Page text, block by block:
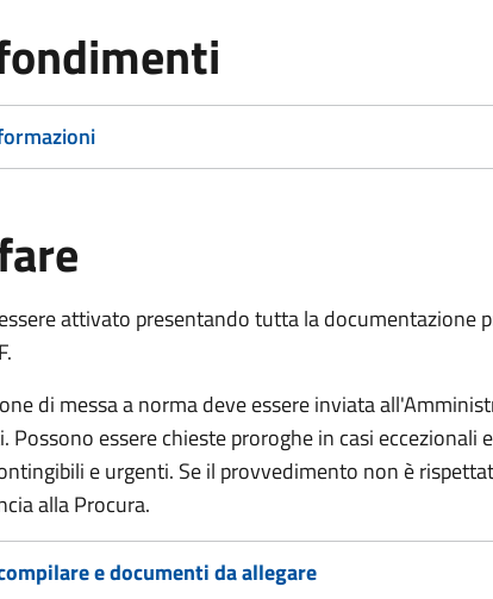
attivato presentando tutta la documentazione
di messa a norma deve essere inviata
Possono essere chieste proroghe in casi eccezionali
e urgenti. Se il provvedimento non è
alla Procura.
e documenti da allegare